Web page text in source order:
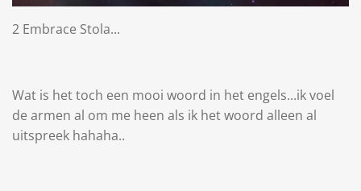
2 Embrace Stola...
Wat is het toch een mooi woord in het engels...ik voel
de armen al om me heen als ik het woord alleen al
uitspreek hahaha..